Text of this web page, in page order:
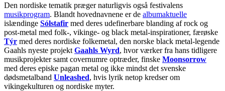
Den nordiske tematik præger naturligvis også festivalens
musikprogram. Blandt hovednavnene er de albumaktuelle
islændinge Sólstafir med deres udefinerbare blanding af rock og
post-metal med folk-, vikinge- og black metal-inspirationer, færøske
Týr med deres nordiske folkemetal, den norske black metal-legende
Gaahls nyeste projekt Gaahls Wyrd, hvor værker fra hans tidligere
musikprojekter samt covernumre optræder, finske Moonsorrow
med deres episke pagan metal og ikke mindst det svenske
dødsmetalband Unleashed, hvis lyrik netop kredser om
vikingekulturen og nordiske myter.